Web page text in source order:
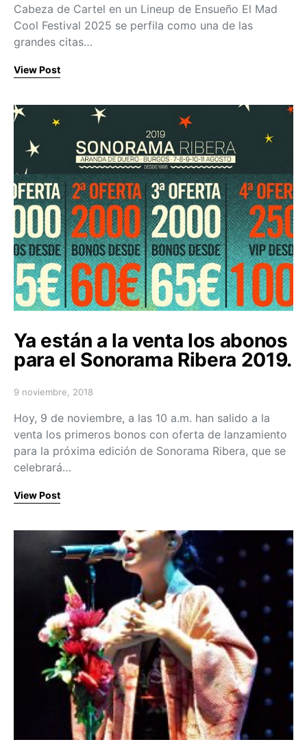
Cabeza de Cartel en un Lineup de Ensueño El Mad
Cool Festival 2025 se perfila como una de las
grandes citas…
View Post
Ya están a la venta los abonos
para el Sonorama Ribera 2019.
Posted on
9 noviembre, 2018
Hoy, 9 de noviembre, a las 10 a.m. han salido a la
venta los primeros bonos con oferta de lanzamiento
para la próxima edición de Sonorama Ribera, que se
celebrará…
View Post